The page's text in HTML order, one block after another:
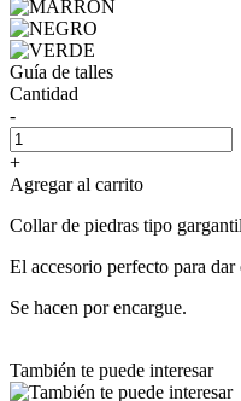
Guía de talles
Cantidad
-
+
Agregar al carrito
Collar de piedras tipo
El accesorio perfecto para
Se hacen por encargue.
También te puede interesar